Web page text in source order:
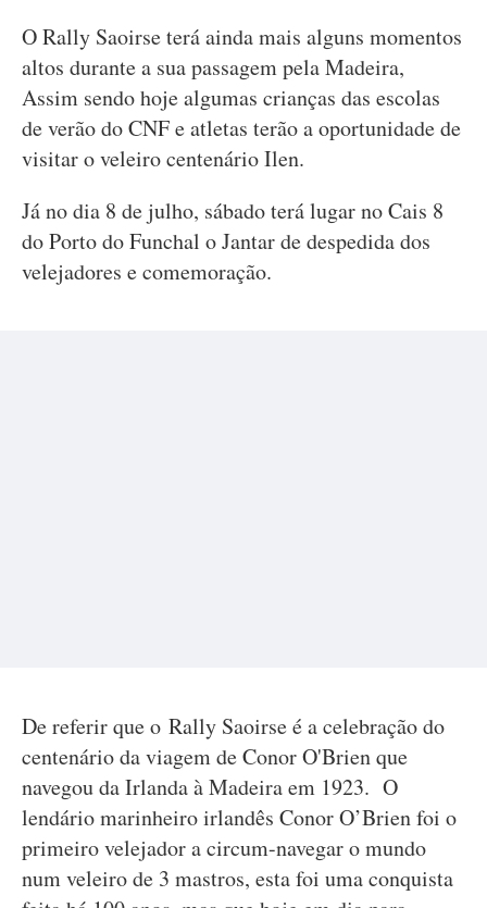
O Rally Saoirse terá ainda mais alguns momentos
altos durante a sua passagem pela Madeira,
Assim sendo hoje algumas crianças das escolas
de verão do CNF e atletas terão a oportunidade de
visitar o veleiro centenário Ilen.
Já no dia 8 de julho, sábado terá lugar no Cais 8
do Porto do Funchal o Jantar de despedida dos
velejadores e comemoração.
De referir que o Rally Saoirse é a celebração do
centenário da viagem de Conor O'Brien que
navegou da Irlanda à Madeira em 1923. O
lendário marinheiro irlandês Conor O’Brien foi o
primeiro velejador a circum-navegar o mundo
num veleiro de 3 mastros, esta foi uma conquista